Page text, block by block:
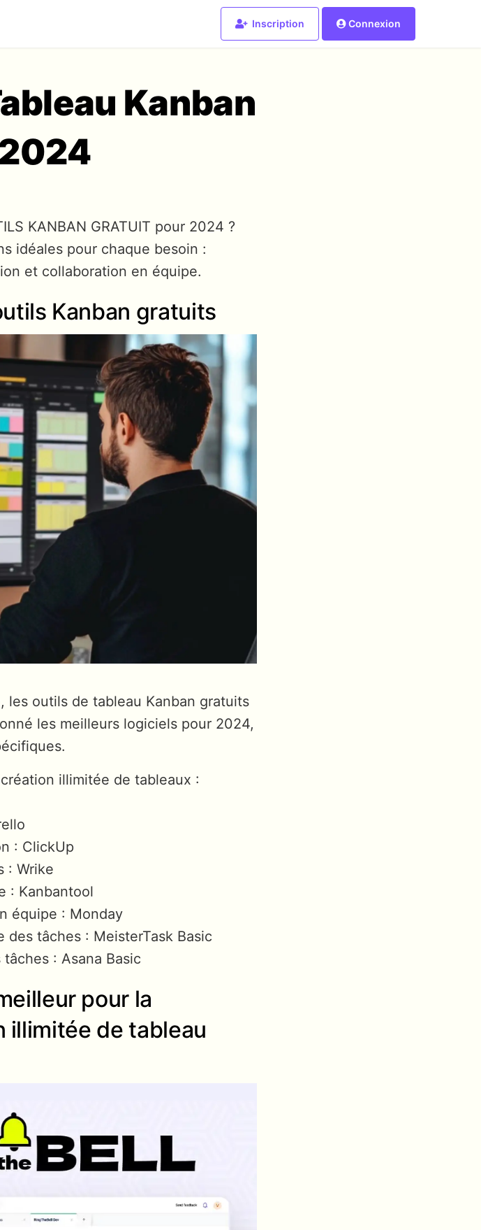
Inscription Connexion
Kanban
KANBAN GRATUIT pour 2024 ?
idéales pour chaque besoin :
et collaboration en équipe.
Kanban gratuits
les outils de tableau Kanban gratuits
les meilleurs logiciels pour 2024,
illimitée de tableaux :
: ClickUp
: Wrike
: Kanbantool
équipe : Monday
tâches : MeisterTask Basic
: Asana Basic
pour la
illimitée de tableau